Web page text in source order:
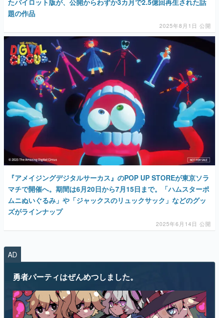
『アメイジングデジタルサーカス』のPOP UP STOREが東京ソラ
マチで開催へ。期間は6月20日から7月15日まで。「ハムスターポ
ムニぬいぐるみ」や「ジャックスのリュックサック」などのグッ
ズがラインナップ
2025年6月14日 公開
AD